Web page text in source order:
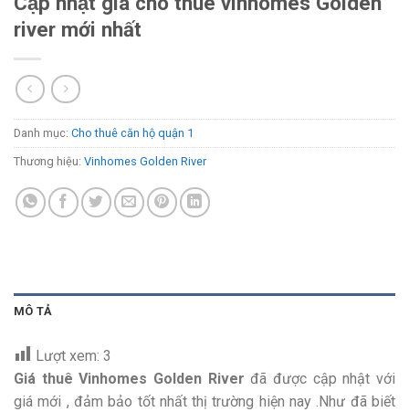
river mới nhất
Danh mục: Cho thuê căn hộ quận 1
Thương hiệu: Vinhomes Golden River
MÔ TẢ
Lượt xem: 3
Giá thuê Vinhomes Golden Riverđã được cập nhật với
giá mới , đảm bảo tốt nhất thị trường hiện nay .Như đã biết